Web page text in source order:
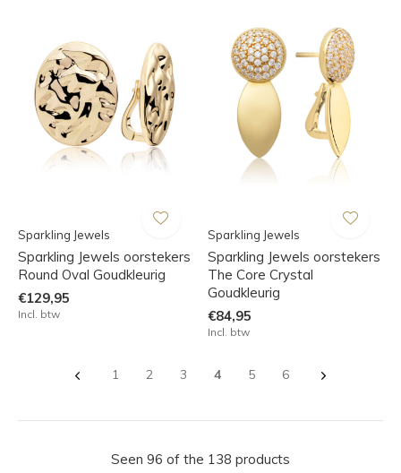
Sparkling Jewels
Sparkling Jewels oorstekers
Round Oval Goudkleurig
€129,95
Incl. btw
Sparkling Jewels
Sparkling Jewels oorstekers
The Core Crystal
Goudkleurig
€84,95
Incl. btw
1 2 3 4 5 6
Seen 96 of the 138 products